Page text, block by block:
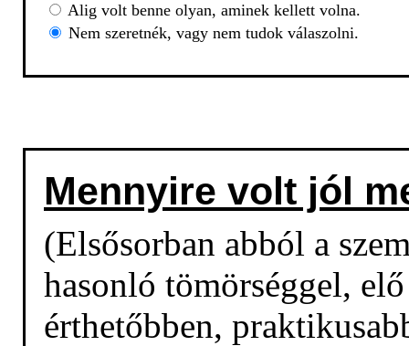
Alig volt benne olyan, aminek kellett volna.
Nem szeretnék, vagy nem tudok válaszolni.
Mennyire volt jól
(Elsősorban abból a
hasonló tömörséggel,
érthetőbben,